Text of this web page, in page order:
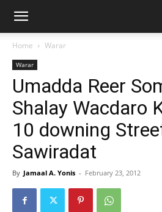
Home Warar
Warar
Umadda Reer
Shalay Wacdaro
10 downing
Sawiradat
By Jamaal A. Yonis - February 23, 2012